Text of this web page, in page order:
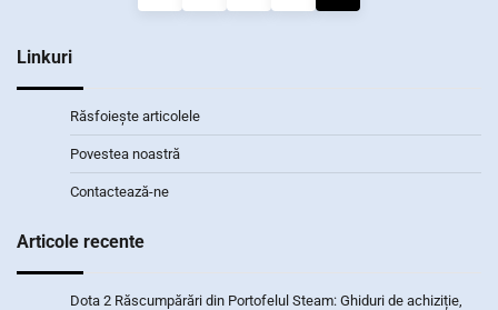
Linkuri
Răsfoiește articolele
Povestea noastră
Contactează-ne
Articole recente
Dota 2 Răscumpărări din Portofelul Steam: Ghiduri de achiziție,